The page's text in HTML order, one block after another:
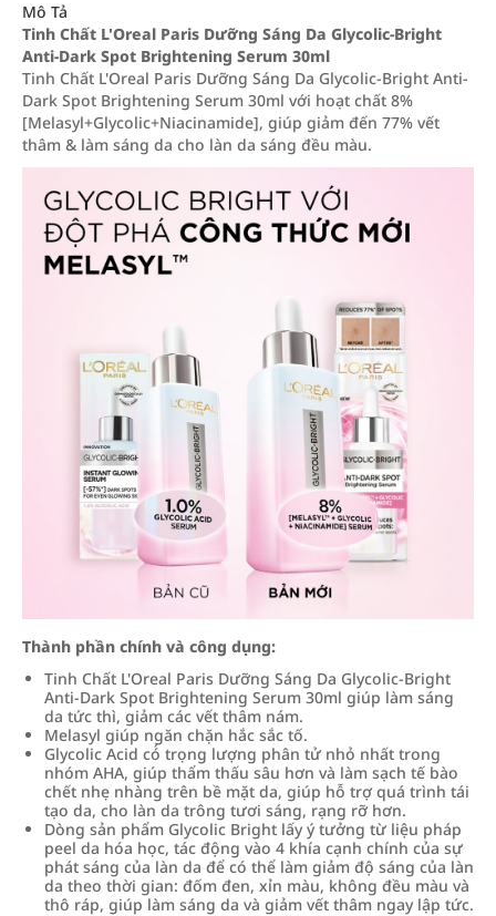
Mô Tả
Tinh Chất L'Oreal Paris Dưỡng Sáng Da Glycolic-Bright
Anti-Dark Spot Brightening Serum 30ml
Tinh Chất L'Oreal Paris Dưỡng Sáng Da Glycolic-Bright Anti-
Dark Spot Brightening Serum 30ml với hoạt chất 8%
[Melasyl+Glycolic+Niacinamide], giúp giảm đến 77% vết
thâm & làm sáng da cho làn da sáng đều màu.
Thành phần chính và công dụng:
Tinh Chất L'Oreal Paris Dưỡng Sáng Da Glycolic-Bright
Anti-Dark Spot Brightening Serum 30ml giúp làm sáng
da tức thì, giảm các vết thâm nám.
Melasyl giúp ngăn chặn hắc sắc tố.
Glycolic Acid có́ trọng lượng phân tử nhỏ nhất trong
nhóm AHA, giúp thẩm thấu sâu hơn và làm sạch tế bào
chết nhẹ nhàng trên bề mặt da, giúp hỗ trợ quá trình tái
tạo da, cho làn da trông tươi sáng, rạng rỡ hơn.
Dòng sản phẩm Glycolic Bright lấy ý tưởng từ liệu pháp
peel da hóa học, tác động vào 4 khía cạnh chính của sự
phát sáng của làn da để có thể làm giảm độ sáng của làn
da theo thời gian: đốm đen, xỉn màu, không đều màu và
thô ráp, giúp làm sáng da và giảm vết thâm ngay lập tức.